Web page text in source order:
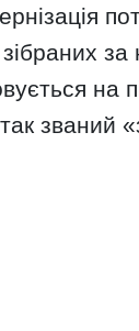
на
званий